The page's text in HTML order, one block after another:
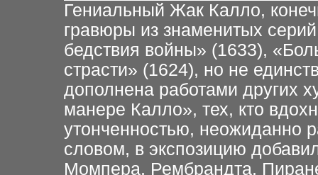
Гениальный Жак Калло,
гравюры из знаменитых
бедствия войны» (1633),
страсти» (1624), но не
дополнена работами других
манере Калло», тех, кто
утонченностью, неожиданно
словом, в экспозицию
Момпера, Рембрандта,